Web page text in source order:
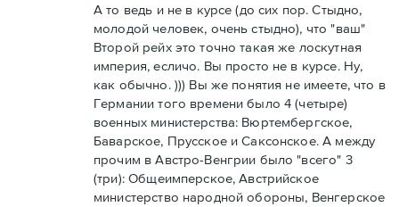
А то ведь и не в курсе (до сих пор. Стыдно,
молодой человек, очень стыдно), что "ваш"
Второй рейх это точно такая же лоскутная
империя, есличо. Вы просто не в курсе. Ну,
как обычно. ))) Вы же понятия не имеете, что в
Германии того времени было 4 (четыре)
военных министерства: Вюртембергское,
Баварское, Прусское и Саксонское. А между
прочим в Австро-Венгрии было "всего" 3
(три): Общеимперское, Австрийское
министерство народной обороны, Венгерское